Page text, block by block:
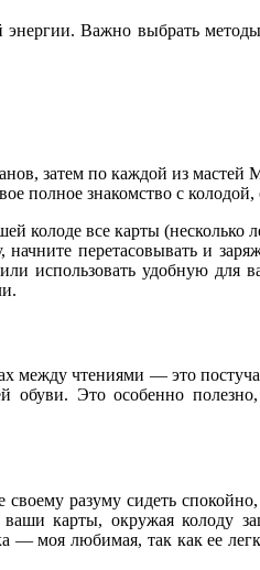
Важно выбрать
затем по каждой из
полное знакомство с
колоде все карты
перетасовывать и
использовать удобную для
чтениями — это
Это особенно
своему разуму сидеть
ваши карты, окружая
моя любимая, так как ее